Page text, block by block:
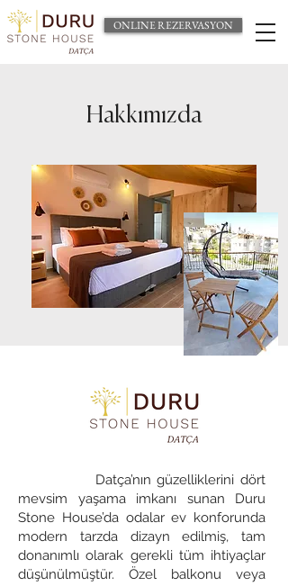
ONLINE REZERVASYON
Hakkımızda
Datça’nın güzelliklerini dört
mevsim yaşama imkanı sunan Duru
Stone House’da odalar ev konforunda
modern tarzda dizayn edilmiş, tam
donanımlı olarak gerekli tüm ihtiyaçlar
düşünülmüştür. Özel balkonu veya